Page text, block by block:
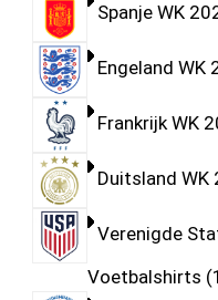
Spanje WK
Engeland
Frankrijk WK
Duitsland
Verenigde
Voetbalshirts